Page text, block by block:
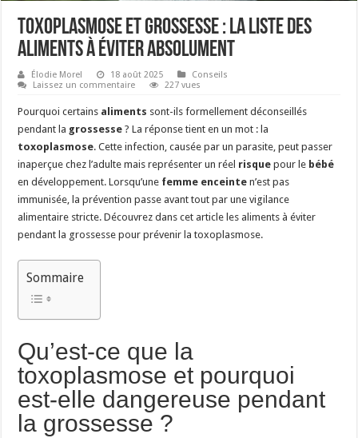
Toxoplasmose et grossesse : la liste des
aliments à éviter absolument
Élodie Morel 18 août 2025
Conseils
Laissez un commentaire
227 vues
Pourquoi certains aliments sont-ils formellement déconseillés
pendant la grossesse ? La réponse tient en un mot : la
toxoplasmose. Cette infection, causée par un parasite, peut passer
inaperçue chez l’adulte mais représenter un réel risque pour le bébé
en développement. Lorsqu’une femme enceinte n’est pas
immunisée, la prévention passe avant tout par une vigilance
alimentaire stricte. Découvrez dans cet article les aliments à éviter
pendant la grossesse pour prévenir la toxoplasmose.
Sommaire
Qu’est-ce que la
toxoplasmose et pourquoi
est-elle dangereuse pendant
la grossesse ?